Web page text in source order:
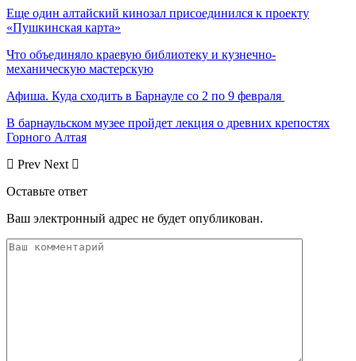
Еще один алтайский кинозал присоединился к проекту
«Пушкинская карта»
Что объединяло краевую библиотеку и кузнечно-
механическую мастерскую
Афиша. Куда сходить в Барнауле со 2 по 9 февраля
В барнаульском музее пройдет лекция о древних крепостях
Горного Алтая
Prev Next
Оставьте ответ
Ваш электронный адрес не будет опубликован.